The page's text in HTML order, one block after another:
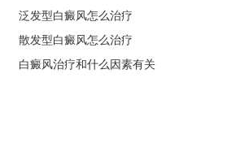
泛发型白癜风怎么治疗
散发型白癜风怎么治疗
白癜风治疗和什么因素有关